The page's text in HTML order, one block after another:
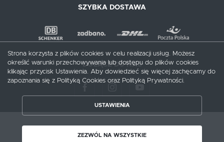
SZYBKA DOSTAWA
DOŁĄCZ DO NAS
Copyright by meblecentrum.com.pl
Strona korzysta z plików cookies w celu realizacji usług. Możesz
określić warunki przechowywania lub dostępu do plików cookies
klikając przycisk Ustawienia. Aby dowiedzieć się więcej zachęcamy do
zapoznania się z Polityką Cookies oraz Polityką Prywatności.
USTAWIENIA
ZEZWÓL NA WSZYSTKIE
ZAPISZ WYBRANE